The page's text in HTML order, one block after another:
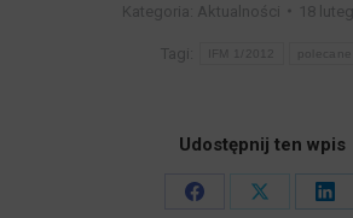
Kategoria: Aktualności 18
Tagi: IFM 1/2012
Udostępnij ten wpis
Share Share